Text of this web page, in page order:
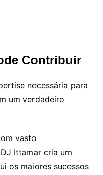
Contribuir
necessária para
um verdadeiro
vasto
Ittamar cria um
os maiores sucessos